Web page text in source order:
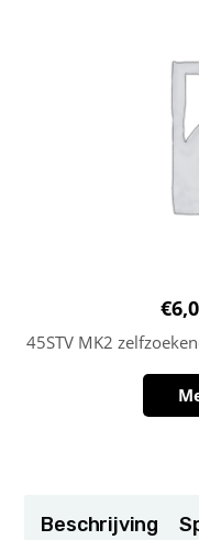
€
45STV MK2
Beschrijving